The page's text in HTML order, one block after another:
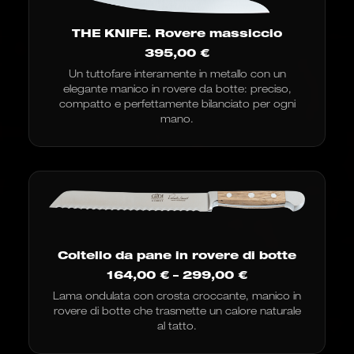
THE KNIFE. Rovere massiccio
395,00 €
Un tuttofare interamente in metallo con un
elegante manico in rovere da botte: preciso,
compatto e perfettamente bilanciato per ogni
mano.
Coltello da pane in rovere di botte
164,00 € – 299,00 €Fascia
prezzo:
da
Lama ondulata con crosta croccante, manico in
rovere di botte che trasmette un calore naturale
al tatto.